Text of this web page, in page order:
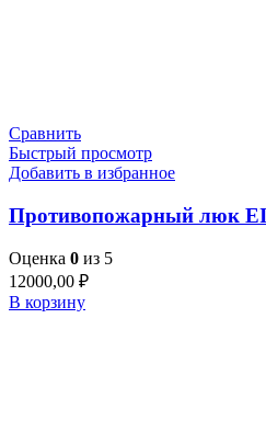
Сравнить
Быстрый просмотр
Добавить в избранное
Противопожарный люк
Оценка 0 из 5
12000,00 ₽
В корзину